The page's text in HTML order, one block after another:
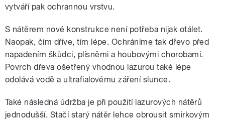
vytváří pak ochrannou vrstvu.
S nátěrem nové konstrukce není potřeba nijak otálet.
Naopak, čím dříve, tím lépe. Ochráníme tak dřevo před
napadením škůdci, plísněmi a houbovými chorobami.
Povrch dřeva ošetřený vhodnou lazurou také lépe
odolává vodě a ultrafialovému záření slunce.
Také následná údržba je při použití lazurových nátěrů
jednodušší. Stačí starý nátěr lehce obrousit smirkovým